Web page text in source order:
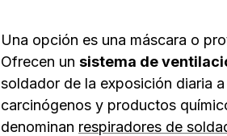
Una opción es una máscara o
Ofrecen un sistema de
soldador de la exposición diaria
carcinógenos y productos
denominan respiradores de